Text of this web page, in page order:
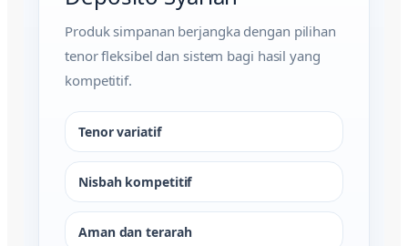
Produk simpanan berjangka dengan pilihan
tenor fleksibel dan sistem bagi hasil yang
kompetitif.
Tenor variatif
Nisbah kompetitif
Aman dan terarah